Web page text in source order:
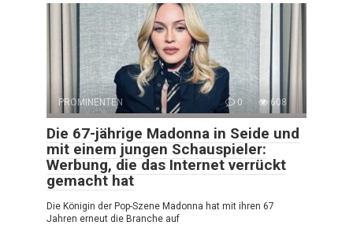
PROMINENTEN 0 608
Die 67-jährige Madonna in Seide und
mit einem jungen Schauspieler:
Werbung, die das Internet verrückt
gemacht hat
Die Königin der Pop-Szene Madonna hat mit ihren 67
Jahren erneut die Branche auf